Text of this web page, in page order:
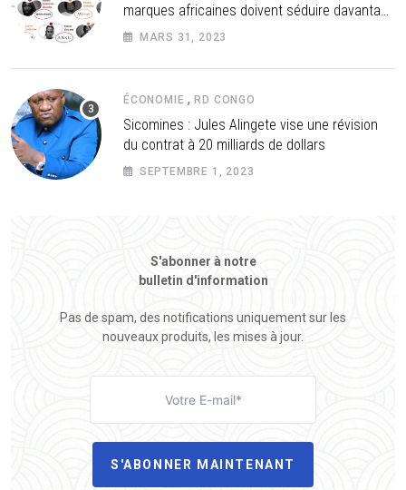
marques africaines doivent séduire davantage
les investisseurs »
MARS 31, 2023
ÉCONOMIE ,RD CONGO
Sicomines : Jules Alingete vise une révision
du contrat à 20 milliards de dollars
SEPTEMBRE 1, 2023
S'abonner à notre
bulletin d'information
Pas de spam, des notifications uniquement sur les
nouveaux produits, les mises à jour.
S'ABONNER MAINTENANT